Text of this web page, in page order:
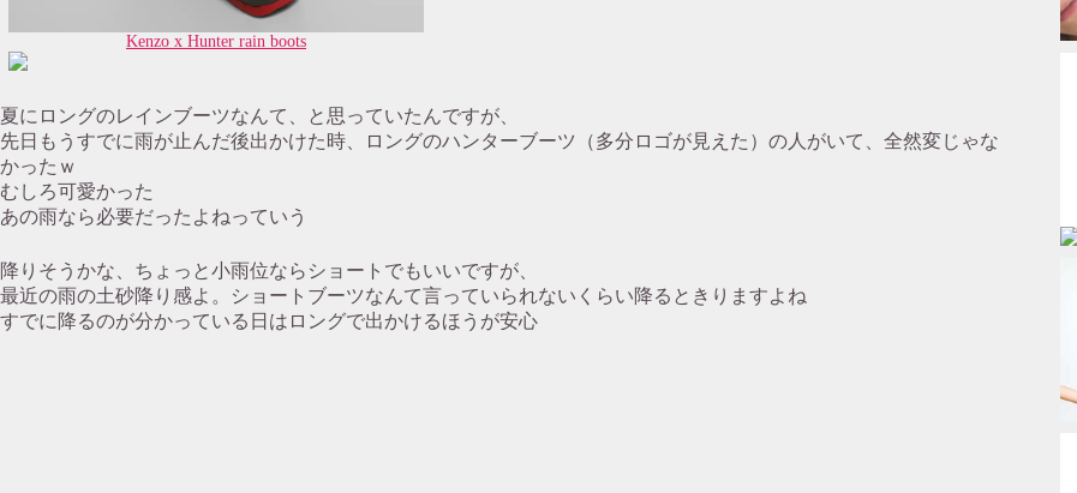
Kenzo x Hunter rain boots
夏にロングのレインブーツなんて、と思っていたんですが、
先日もうすでに雨が止んだ後出かけた時、ロングのハンターブーツ（多分ロゴが見えた）の人がいて、全然変じゃな
かったｗ
むしろ可愛かった
あの雨なら必要だったよねっていう
降りそうかな、ちょっと小雨位ならショートでもいいですが、
最近の雨の土砂降り感よ。ショートブーツなんて言っていられないくらい降るときりますよね
すでに降るのが分かっている日はロングで出かけるほうが安心